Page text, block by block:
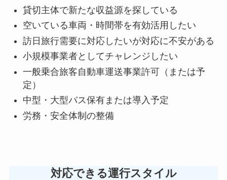
貸切主体で新たな収益源を探している
空いている車両・時間帯を有効活用したい
訪日旅行需要に対応したいが対応に不安がある
小規模事業者としてチャレンジしたい
一般乗合旅客自動車運送事業許可（または予
定）
中型・大型バス保有または導入予定
労務・安全体制の整備
対応できる運行スタイル